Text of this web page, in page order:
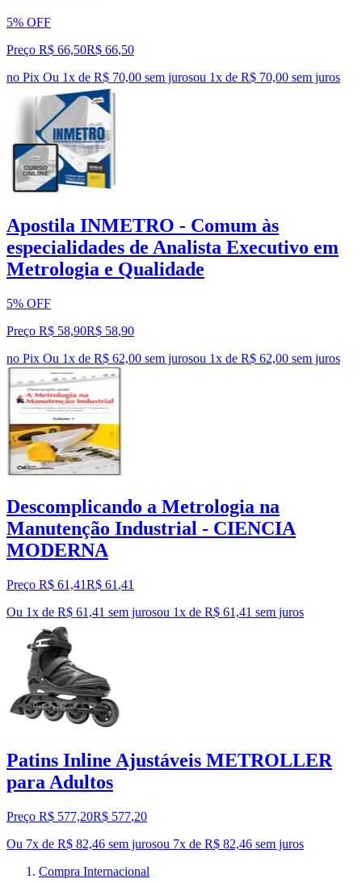
5% OFF
Preço R$ 66,50R$ 66,50
no Pix Ou 1x de R$ 70,00 sem jurosou 1x de R$ 70,00 sem juros
Apostila INMETRO - Comum às
especialidades de Analista Executivo em
Metrologia e Qualidade
5% OFF
Preço R$ 58,90R$ 58,90
no Pix Ou 1x de R$ 62,00 sem jurosou 1x de R$ 62,00 sem juros
Descomplicando a Metrologia na
Manutenção Industrial - CIENCIA
MODERNA
Preço R$ 61,41R$ 61 ,41
Ou 1x de R$ 61,41 sem jurosou 1x de R$ 61,41 sem juros
Patins Inline Ajustáveis METROLLER
para Adultos
Preço R$ 577,20R$ 577,20
Ou 7x de R$ 82,46 sem jurosou 7x de R$ 82,46 sem juros
Compra Internacional